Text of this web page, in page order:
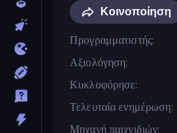
Κοινοποίηση
Προγραμματιστής
Αξιολόγηση
Κυκλοφόρησε
Τελευταία ενημέρωση
Μηχανή παιχνιδιών